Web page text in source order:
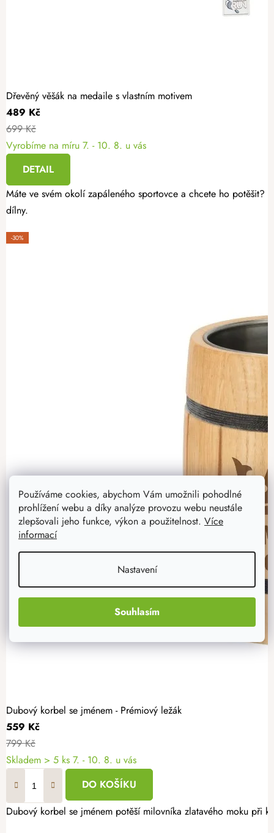
Používáme cookies, abychom Vám umožnili pohodlné
prohlížení webu a díky analýze provozu webu neustále
zlepšovali jeho funkce, výkon a použitelnost. Více
informací
Nastavení
Souhlasím
Dřevěný věšák na medaile s vlastním motivem
489 Kč
699 Kč
Vyrobíme na míru 7. - 10. 8. u vás
DETAIL
Máte ve svém okolí zapáleného sportovce a chcete ho potěšit?
dílny.
-30%
Dubový korbel se jménem - Prémiový ležák
559 Kč
799 Kč
Skladem > 5 ks 7. - 10. 8. u vás
DO KOŠÍKU
Dubový korbel se jménem potěší milovníka zlatavého moku při